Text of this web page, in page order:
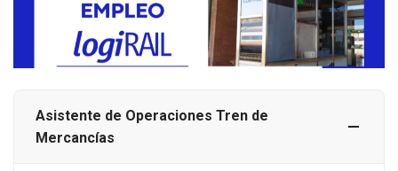
Asistente de Operaciones Tren de
Mercancías